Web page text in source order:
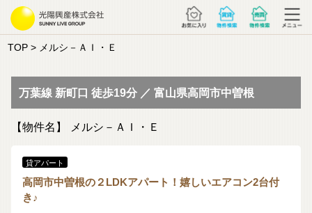
TOP> メルシ－ＡＩ・Ｅ
万葉線 新町口 徒歩19分 ／ 富山県高岡市中曽根
【物件名】 メルシ－ＡＩ・Ｅ
貸アパート
高岡市中曽根の２LDKアパート！嬉しいエアコン2台付
き♪